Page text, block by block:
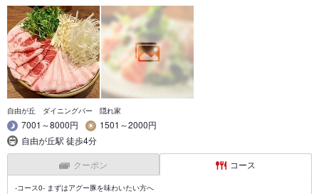
自由が丘 ダイニングバー 隠れ家
7001～8000円
1501～2000円
自由が丘駅 徒歩4分
クーポン コース
-コース0- まずはアグー豚を味わいたい方へ